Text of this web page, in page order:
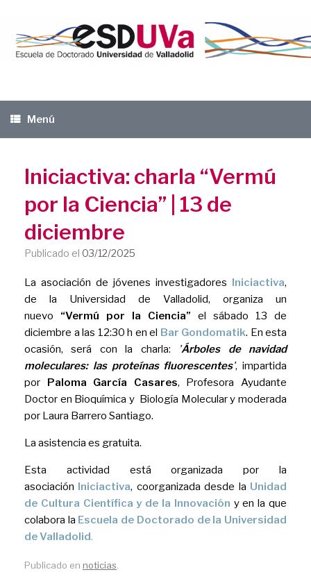
contenido
Menú
Iniciactiva: charla “Vermú
por la Ciencia” | 13 de
diciembre
Publicado el 03/12/2025
La asociación de jóvenes investigadores Iniciactiva,
de la Universidad de Valladolid, organiza un
nuevo “Vermú por la Ciencia” el sábado 13 de
diciembre a las 12:30 h en el Bar Gondomatik. En esta
ocasión, será con la charla:
'Árboles de navidad
moleculares: las proteínas fluorescentes', impartida
por Paloma García Casares, Profesora Ayudante
Doctor en Bioquímica y Biología Molecular y moderada
por Laura Barrero Santiago.
La asistencia es gratuita.
Esta actividad está organizada por la
asociación Iniciactiva, coorganizada desde la Unidad
de Cultura Científica y de la Innovación y en la que
colabora la Escuela de Doctorado de la Universidad
de Valladolid.
Publicado en noticias